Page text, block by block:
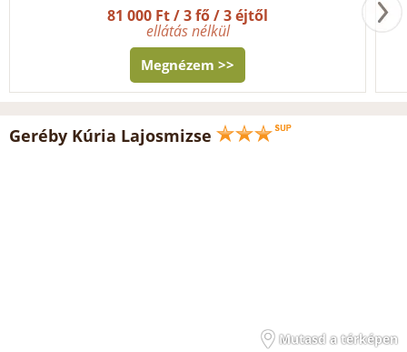
81 000 Ft / 3 fő / 3 éjtől
ellátás nélkül
Megnézem >>
Geréby Kúria Lajosmizse
Mutasd a térképen